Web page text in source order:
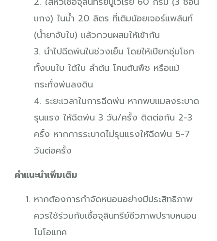
แกง) ในน้ำ 20 ลิตร ที่เติมม้อยเจอร์แพล้นท์
(น้ำยาจับใบ) แล้วกวนผสมให้เข้ากัน
3. นำไปฉีดพ่นในช่วงเย็น โดยให้เปียกชุ่มโชก
ทั้งบนใบ ใต้ใบ ลำต้น โคนต้นพืช หรือแม้
กระทั่งพ่นลงดิน
4. ระยะเวลาในการฉีดพ่น หากพบแมลงระบาด
รุนแรง ให้ฉีดพ่น 3 วัน/ครั้ง ติดต่อกัน 2-3
ครั้ง หากการระบาดไม่รุนแรงให้ฉีดพ่น 5-7
วันต่อครั้ง
คำแนะนำเพิ่มเติม
หากต้องการกำจัดหนอนอย่างมีประสิทธิภาพ
ควรใช้ร่วมกับเชื้อจุลินทรีย์ชีวภาพปราบหนอน
ไบโอแทค